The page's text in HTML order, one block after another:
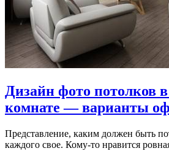
Дизайн фото потолков
комнате — варианты
Представление, каким должен быть
каждого свое. Кому-то нравится